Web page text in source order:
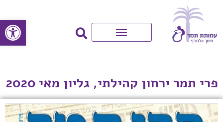
פתח
פרי תמר ירחון קהילתי, גליון מאי 2020